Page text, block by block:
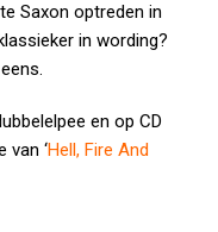
Saxon optreden in
in wording?
en op CD
van ‘Hell, Fire And